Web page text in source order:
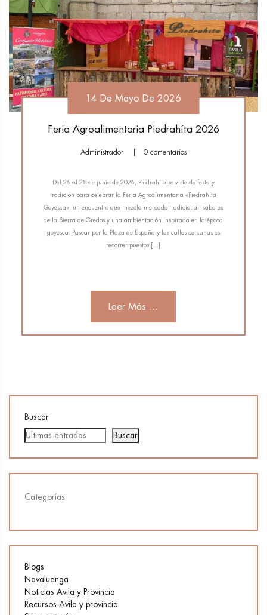
14 De Mayo De 2026
Feria Agroalimentaria Piedrahíta 2026
Administrador 0 comentarios
Del 26 al 28 de junio de 2026, Piedrahíta se viste de festa y
tradición para celebrar la Feria Agroalimentaria «Piedrahíta
Goyesca«, un encuentro que mezcla mercado tradicional, sabores
de la Sierra de Gredos y una ambientación inspirada en la época
goyesca. Pasear por la Plaza de España y las calles cercanas es
recorrer puestos […]
Leer Más ...
Buscar
Buscar
Categorías
Blogs
Navaluenga
Noticias Avila y Provincia
Recursos Avila y provincia